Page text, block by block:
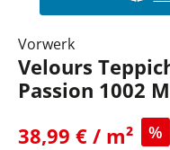
Vorwerk
Velours
Passion 1002
38,99 € / m²
%